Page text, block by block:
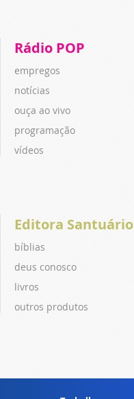
Rádio POP
empregos
notícias
ouça ao vivo
programação
vídeos
Editora Santuário
bíblias
deus conosco
livros
outros produtos